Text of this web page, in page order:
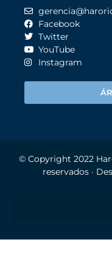
Facebook
Twitter
YouTube
Instagram
© Copyright 2022
reservados ·